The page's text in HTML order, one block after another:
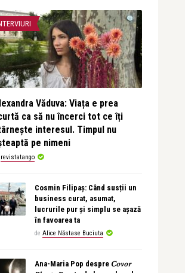
Văduva: Viața e prea
ca să nu încerci tot ce îți
interesul. Timpul nu
pe nimeni
revistatango
Cosmin Filipaș: Când susții un
business curat, asumat,
lucrurile pur și simplu se așază
în favoarea ta
de Alice Năstase Buciuta
Ana-Maria Pop despre 𝐶𝑜𝑣𝑜𝑟